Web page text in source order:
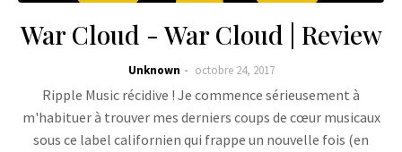
War Cloud - War Cloud | Review
Unknown octobre 24, 2017
Ripple Music récidive ! Je commence sérieusement à
m'habituer à trouver mes derniers coups de cœur musicaux
sous ce label californien qui frappe un nouvelle fois (en